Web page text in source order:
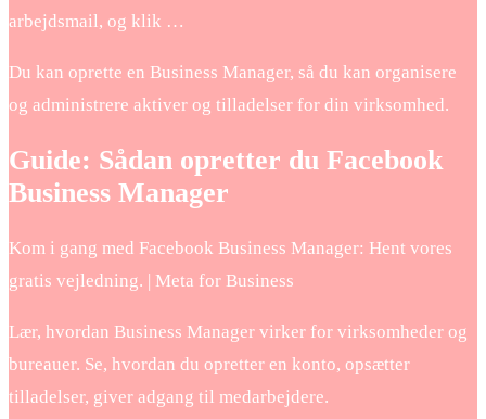
arbejdsmail, og klik …
Du kan oprette en Business Manager, så du kan organisere
og administrere aktiver og tilladelser for din virksomhed.
Guide: Sådan opretter du Facebook
Business Manager
Kom i gang med Facebook Business Manager: Hent vores
gratis vejledning. | Meta for Business
Lær, hvordan Business Manager virker for virksomheder og
bureauer. Se, hvordan du opretter en konto, opsætter
tilladelser, giver adgang til medarbejdere.